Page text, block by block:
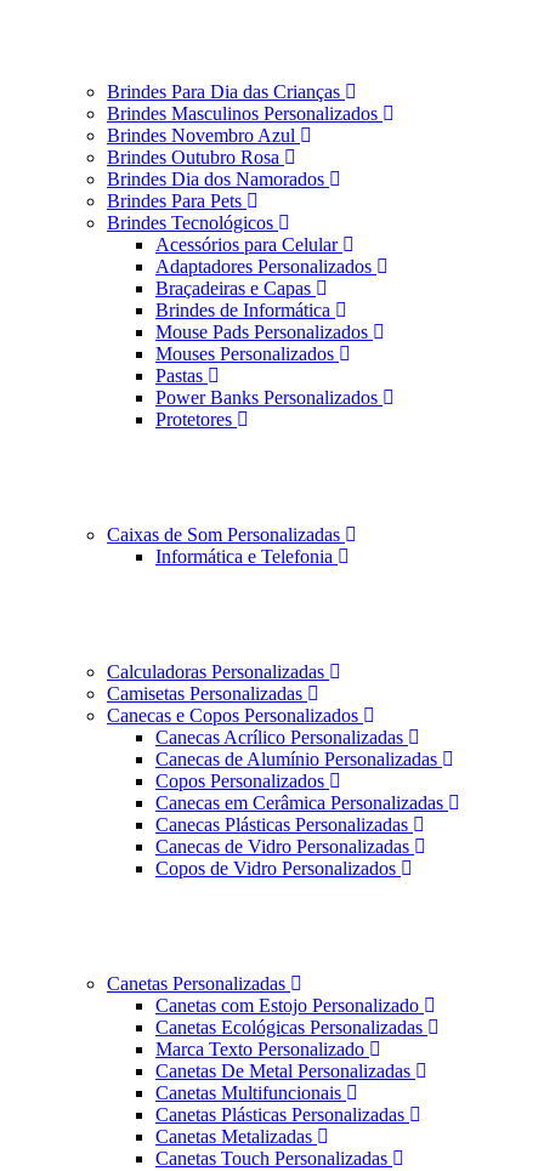
Brindes Para Dia das Crianças
Brindes Masculinos Personalizados
Brindes Novembro Azul
Brindes Outubro Rosa
Brindes Dia dos Namorados
Brindes Para Pets
Brindes Tecnológicos
Acessórios para Celular
Adaptadores Personalizados
Braçadeiras e Capas
Brindes de Informática
Mouse Pads Personalizados
Mouses Personalizados
Pastas
Power Banks Personalizados
Protetores
Caixas de Som Personalizadas
Informática e Telefonia
Calculadoras Personalizadas
Camisetas Personalizadas
Canecas e Copos Personalizados
Canecas Acrílico Personalizadas
Canecas de Alumínio Personalizadas
Copos Personalizados
Canecas em Cerâmica Personalizadas
Canecas Plásticas Personalizadas
Canecas de Vidro Personalizadas
Copos de Vidro Personalizados
Canetas Personalizadas
Canetas com Estojo Personalizado
Canetas Ecológicas Personalizadas
Marca Texto Personalizado
Canetas De Metal Personalizadas
Canetas Multifuncionais
Canetas Plásticas Personalizadas
Canetas Metalizadas
Canetas Touch Personalizadas